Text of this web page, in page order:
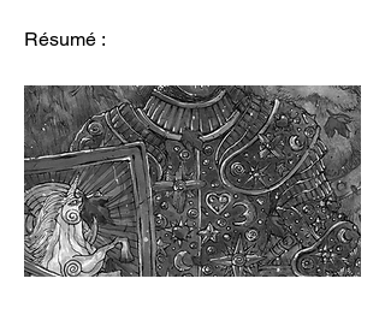
Résumé :